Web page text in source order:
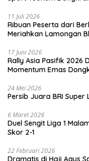
11 Juli 2026
Ribuan Peserta dari
Meriahkan Lamongan
17 Juni 2026
Rally Asia Pasifik 2026
Momentum Emas
24 Mei 2026
Persib Juara BRI Super
6 Maret 2026
Duel Sengit Liga 1
Skor 2-1
22 Februari 2026
Dramatis di Haji Agus